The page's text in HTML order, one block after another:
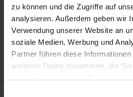
zu können und die Zugriffe auf
analysieren. Außerdem geben wir
Verwendung unserer Website an
soziale Medien, Werbung und
Partner führen diese
weiteren Daten zusammen, die
1.00
Basierend auf 1 Bewertung
Einfache
New content loaded